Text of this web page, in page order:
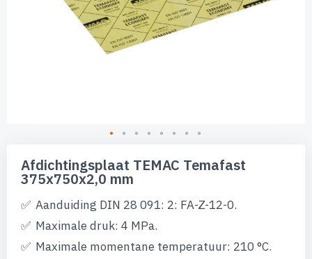
naar
begin
afbeeldingen-
gallerij
Afdichtingsplaat TEMAC Temafast
375x750x2,0 mm
Aanduiding DIN 28 091: 2: FA-Z-12-0.
Maximale druk: 4 MPa.
Maximale momentane temperatuur: 210 °C.